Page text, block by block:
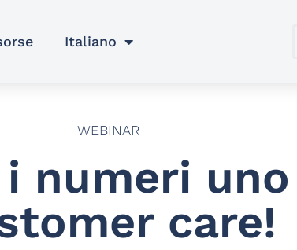
Italiano
WEBINAR
numeri
care!